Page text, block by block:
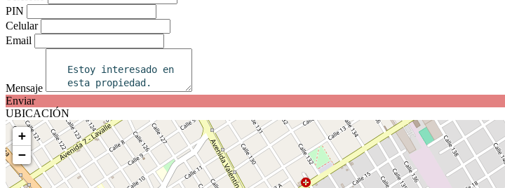
PIN
Celular
Email
Mensaje
Enviar
UBICACIÓN
+
−